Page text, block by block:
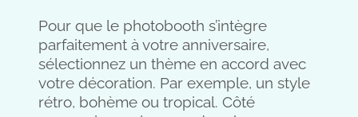
Pour que le photobooth s’intègre
parfaitement à votre anniversaire,
sélectionnez un thème en accord avec
votre décoration. Par exemple, un style
rétro, bohème ou tropical. Côté